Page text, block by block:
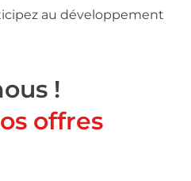
au développement
!
offres